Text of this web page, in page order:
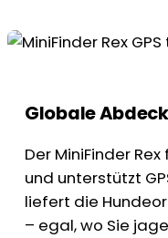
Globale
Der MiniFinder
und unterstützt
liefert die
– egal, wo Sie